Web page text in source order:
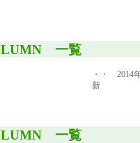
一覧
・・ 2014
新
一覧